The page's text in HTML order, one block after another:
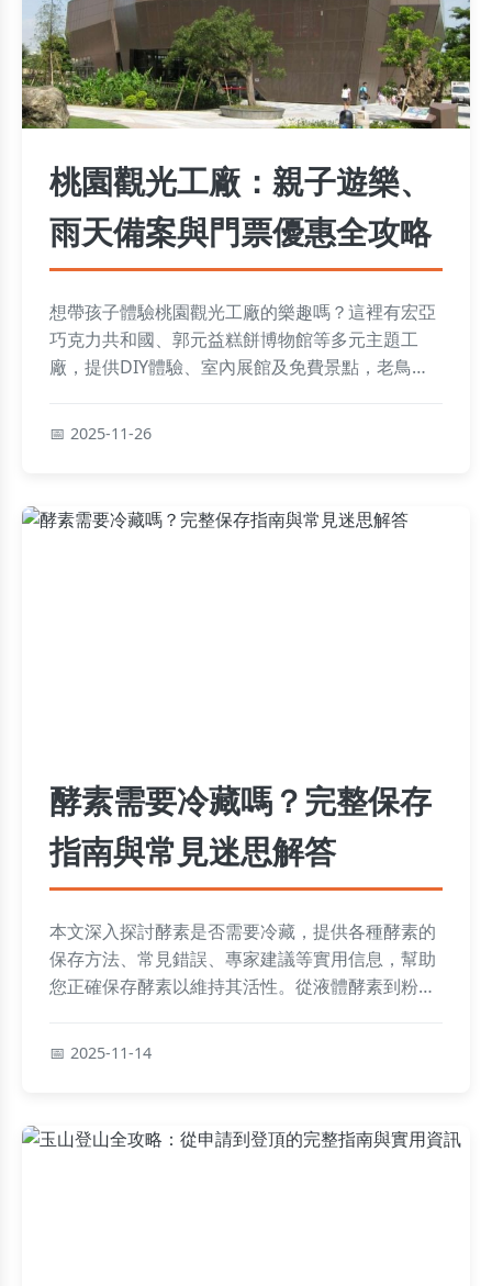
桃園觀光工廠：親子遊樂、
雨天備案與門票優惠全攻略
想帶孩子體驗桃園觀光工廠的樂趣嗎？這裡有宏亞
巧克力共和國、郭元益糕餅博物館等多元主題工
廠，提供DIY體驗、室內展館及免費景點，老鳥真
2025-11-26
酵素需要冷藏嗎？完整保存
指南與常見迷思解答
本文深入探討酵素是否需要冷藏，提供各種酵素的
保存方法、常見錯誤、專家建議等實用信息，幫助
您正確保存酵素以維持其活性。從液體酵素到粉末
2025-11-14